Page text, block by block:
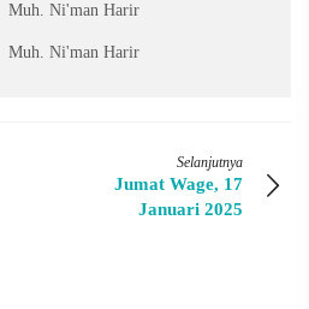
Muh. Ni'man Harir
Muh. Ni'man Harir
Selanjutnya
Jumat Wage, 17
Januari 2025